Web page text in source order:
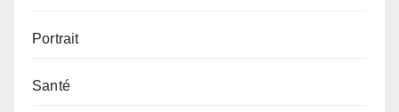
Portrait
Santé